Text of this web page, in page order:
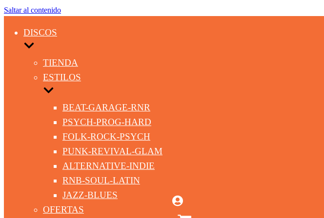
Saltar al contenido
DISCOS
TIENDA
ESTILOS
BEAT-GARAGE-RNR
PSYCH-PROG-HARD
FOLK-ROCK-PSYCH
PUNK-REVIVAL-GLAM
ALTERNATIVE-INDIE
RNB-SOUL-LATIN
JAZZ-BLUES
OFERTAS